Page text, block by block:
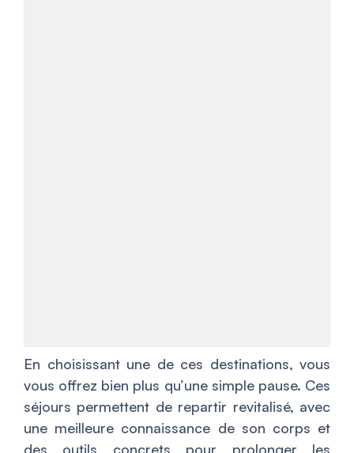
En choisissant une de ces destinations, vous
vous offrez bien plus qu’une simple pause. Ces
séjours permettent de repartir revitalisé, avec
une meilleure connaissance de son corps et
des outils concrets pour prolonger les